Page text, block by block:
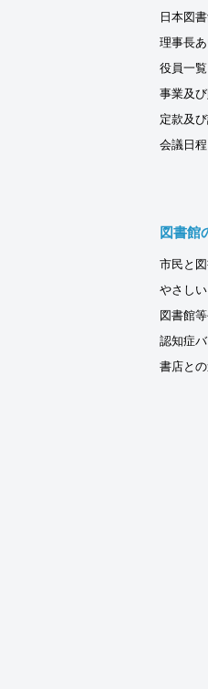
日本図
理事長
役員一覧
事業及
定款及
会議日程
図書館
市民と
やさし
図書館
認知症
書店と